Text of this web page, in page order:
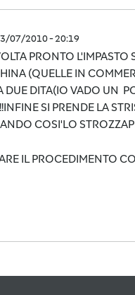
07/2010 - 20:19
PRONTO L'IMPASTO
(QUELLE IN
DUE DITA(IO VADO UN
SI PRENDE LA
COSI'LO
IL PROCEDIMENTO